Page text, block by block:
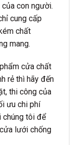
con người.
cung cấp
chất
mang.
cửa chất
rẻ thì hãy đến
thi công của
ưu chi phí
chúng tôi để
lưới chống